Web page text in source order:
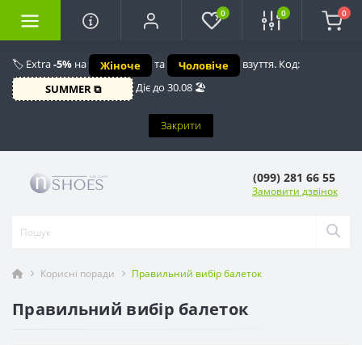
🏷️ Extra-5% на Жіноче та Чоловіче
взуття. Код:
SUMMER ⧉
Діє до 30.08 🏖️
Закрити
0 0 0
(099) 281 66 55
Замовити дзвінок
Корисні поради Правильний вибір балеток
Правильний вибір балеток